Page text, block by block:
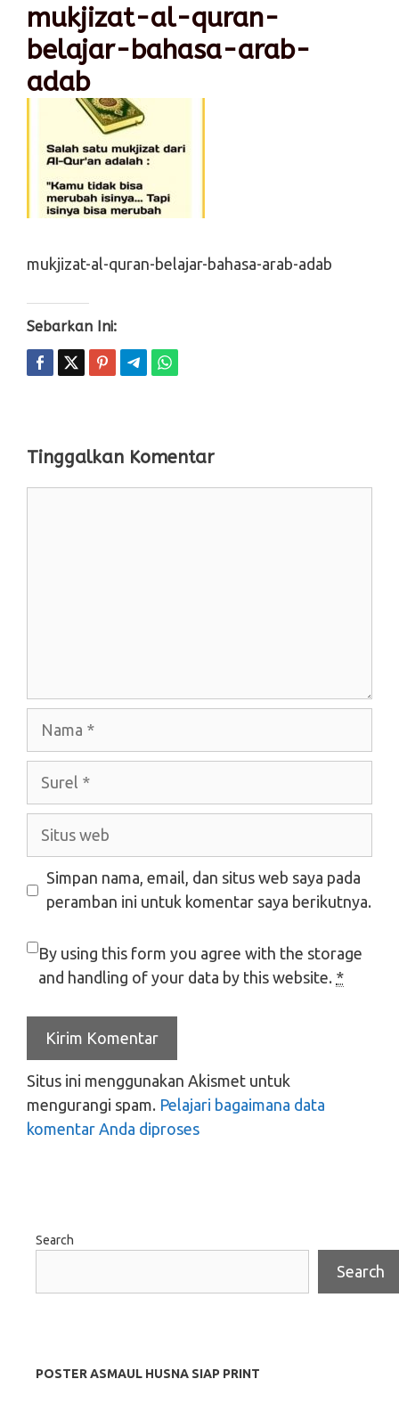
mukjizat-al-quran-
belajar-bahasa-arab-
adab
mukjizat-al-quran-belajar-bahasa-arab-adab
Sebarkan Ini:
Tinggalkan Komentar
Situs
Simpan nama, email, dan situs web saya pada
peramban ini untuk komentar saya berikutnya.
By using this form you agree with the storage
and handling of your data by this website. *
Situs ini menggunakan Akismet untuk
mengurangi spam. Pelajari bagaimana data
komentar Anda diproses
Search
Search
POSTER ASMAUL HUSNA SIAP PRINT